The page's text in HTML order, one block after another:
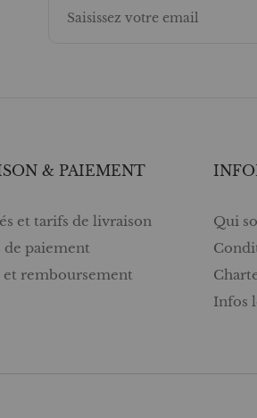
& PAIEMENT
et tarifs de livraison
de paiement
et remboursement
Qui
Infos